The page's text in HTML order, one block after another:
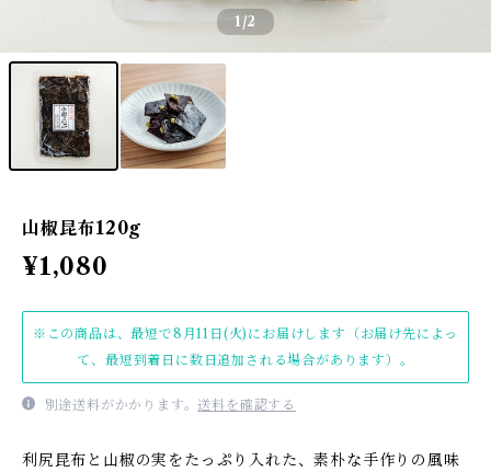
1/2
山椒昆布120g
¥1,080
※この商品は、最短で8月11日(火)にお届けします（お届け先によっ
て、最短到着日に数日追加される場合があります）。
別途送料がかかります。送料を確認する
利尻昆布と山椒の実をたっぷり入れた、素朴な手作りの風味